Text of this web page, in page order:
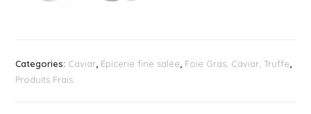
Categories: Caviar Épicerie fine salée Foie Gras, Caviar, Truffe
Produits Frais